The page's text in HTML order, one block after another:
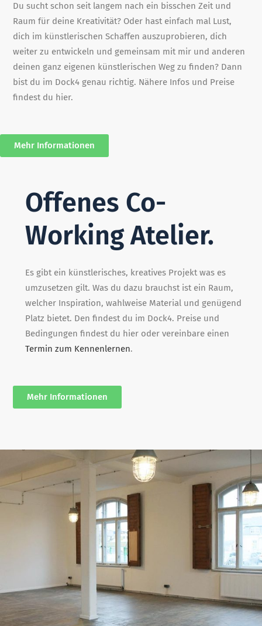
Du sucht schon seit langem nach ein bisschen Zeit und
Raum für deine Kreativität? Oder hast einfach mal Lust,
dich im künstlerischen Schaffen auszuprobieren, dich
weiter zu entwickeln und gemeinsam mit mir und anderen
deinen ganz eigenen künstlerischen Weg zu finden? Dann
bist du im Dock4 genau richtig. Nähere Infos und Preise
findest du hier.
Mehr Informationen
Offenes Co-
Working Atelier.
Es gibt ein künstlerisches, kreatives Projekt was es
umzusetzen gilt. Was du dazu brauchst ist ein Raum,
welcher Inspiration, wahlweise Material und genügend
Platz bietet. Den findest du im Dock4. Preise und
Bedingungen findest du hier oder vereinbare einen
Termin zum Kennenlernen.
Mehr Informationen